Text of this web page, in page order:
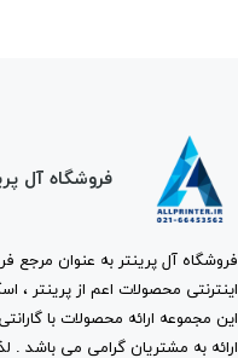
فروشگاه آل
فروشگاه آل پرینتر به عنوان مرجع
اینترنتی محصولات اعم از پرینتر ،
این مجموعه ارائه محصولات با
ارائه به مشتریان گرامی می باشد .